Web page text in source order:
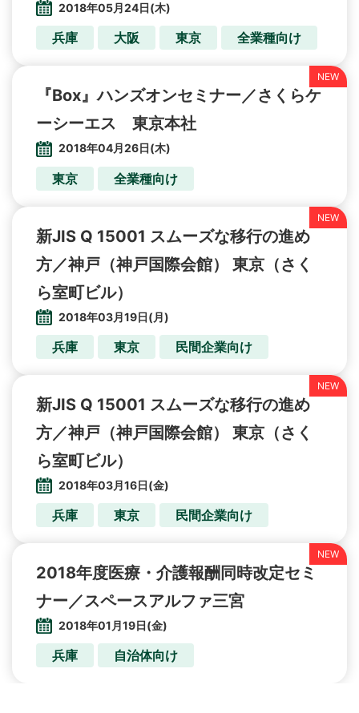
2018年05月24日(木)
兵庫 大阪 東京 全業種向け
『Box』ハンズオンセミナー／さくらケ
ーシーエス 東京本社
2018年04月26日(木)
東京 全業種向け
新JIS Q 15001 スムーズな移行の進め
方／神戸（神戸国際会館） 東京（さく
ら室町ビル）
2018年03月19日(月)
兵庫 東京 民間企業向け
新JIS Q 15001 スムーズな移行の進め
方／神戸（神戸国際会館） 東京（さく
ら室町ビル）
2018年03月16日(金)
兵庫 東京 民間企業向け
2018年度医療・介護報酬同時改定セミ
ナー／スペースアルファ三宮
2018年01月19日(金)
兵庫 自治体向け